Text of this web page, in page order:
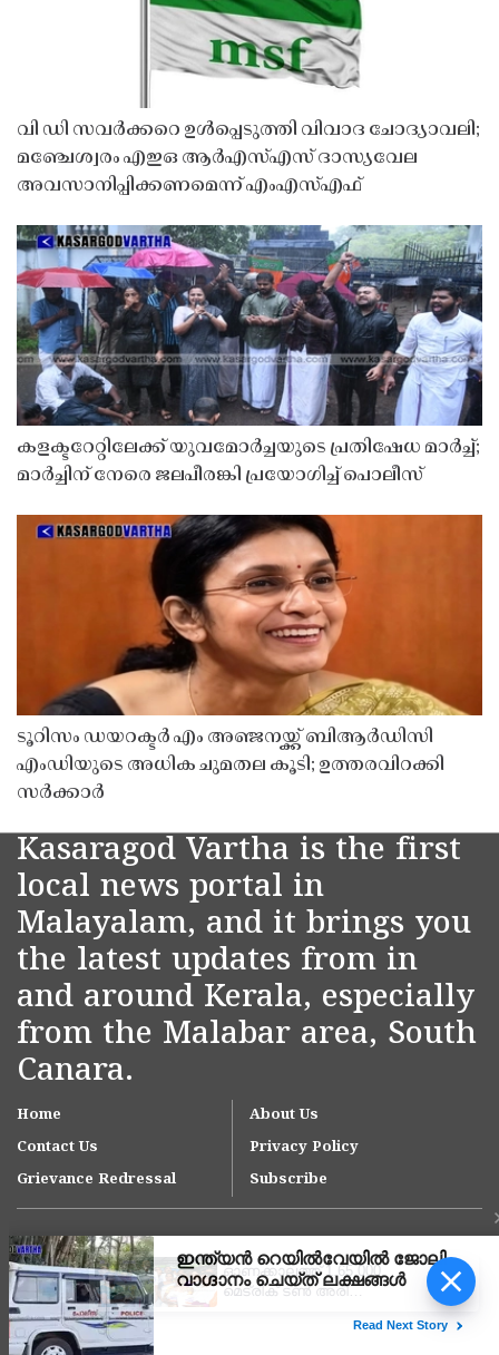
വി ഡി സവർക്കറെ ഉൾപ്പെടുത്തി വിവാദ ചോദ്യാവലി;
മഞ്ചേശ്വരം എഇഒ ആർഎസ്എസ് ദാസ്യവേല
അവസാനിപ്പിക്കണമെന്ന് എംഎസ്എഫ്
കളക്ടറേറ്റിലേക്ക് യുവമോർച്ചയുടെ പ്രതിഷേധ മാർച്ച്;
മാർച്ചിന് നേരെ ജലപീരങ്കി പ്രയോഗിച്ച് പൊലീസ്
ടൂറിസം ഡയറക്ടർ എം അഞ്ജനയ്ക്ക് ബിആർഡിസി
എംഡിയുടെ അധിക ചുമതല കൂടി; ഉത്തരവിറക്കി
സർക്കാർ
Kasaragod Vartha is the first
local news portal in
Malayalam, and it brings you
the latest updates from in
and around Kerala, especially
from the Malabar area, South
Canara.
Home
About Us
Contact Us
Privacy Policy
Grievance Redressal
Subscribe
Copyright © 2007-
ഓണക്കാലത്ത് 1,65,000
മെട്രിക് ടൺ അരി